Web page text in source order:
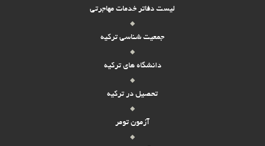
لیست دفاتر خدمات مهاجرتی
جمعیت شناسی ترکیه
دانشگاه های ترکیه
تحصیل در ترکیه
آزمون تومر